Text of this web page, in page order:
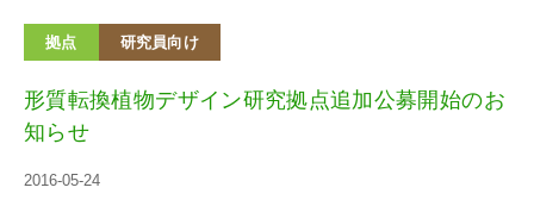
拠点 研究員向け
形質転換植物デザイン研究拠点追加公募開始のお
知らせ
2016-05-24